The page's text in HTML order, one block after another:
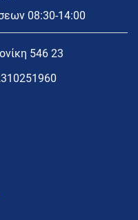
08:30-14:00
546 23